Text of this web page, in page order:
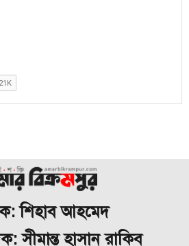
শিহাব আহমেদ
সীমান্ত হাসান রাকিব